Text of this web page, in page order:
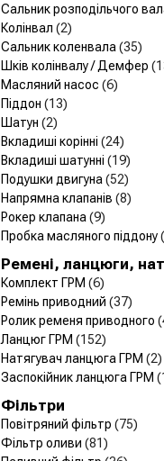
Сальник розподільчого
Колінвал (2)
Сальник коленвала (35)
Шків колінвалу / Демфер
Масляний насос (6)
Піддон (13)
Шатун (2)
Вкладиші корінні (24)
Вкладиші шатунні (19)
Подушки двигуна (52)
Напрямна клапанів (8)
Рокер клапана (9)
Пробка масляного піддону
Ремені, ланцюги,
Комплект ГРМ (6)
Ремінь приводний (37)
Ролик ременя приводного
Ланцюг ГРМ (152)
Натягувач ланцюга ГРМ (2)
Заспокійник ланцюга ГРМ
Фільтри
Повітряний фільтр (75)
Фільтр оливи (81)